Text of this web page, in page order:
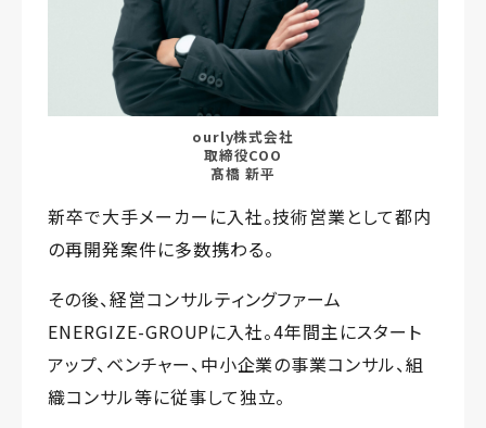
ourly株式会社
取締役COO
髙橋 新平
新卒で大手メーカーに入社。技術営業として都内
の再開発案件に多数携わる。
その後、経営コンサルティングファーム
ENERGIZE-GROUPに入社。4年間主にスタート
アップ、ベンチャー、中小企業の事業コンサル、組
織コンサル等に従事して独立。